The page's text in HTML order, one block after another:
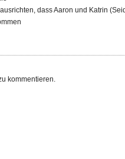
dass Aaron und Katrin
kommentieren.